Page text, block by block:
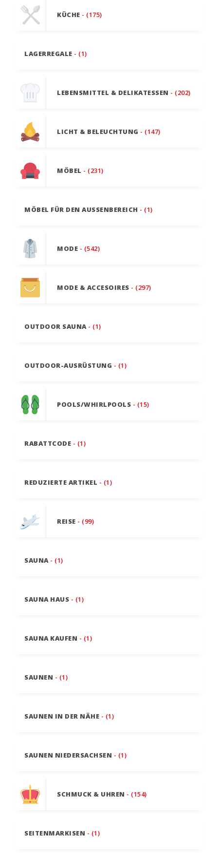
KÜCHE - (175)
LAGERREGALE - (1)
LEBENSMITTEL & DELIKATESSEN - (202)
LICHT & BELEUCHTUNG - (147)
MÖBEL - (231)
MÖBEL FÜR DEN AUSSENBEREICH - (1)
MODE - (542)
MODE & ACCESOIRES - (297)
OUTDOOR SAUNA - (1)
OUTDOOR-AUSRÜSTUNG - (1)
POOLS/WHIRLPOOLS - (15)
RABATTCODE - (1)
REDUZIERTE ARTIKEL - (1)
REISE - (99)
SAUNA - (1)
SAUNA HAUS - (1)
SAUNA KAUFEN - (1)
SAUNEN - (1)
SAUNEN IN DER NÄHE - (1)
SAUNEN NIEDERSACHSEN - (1)
SCHMUCK & UHREN - (154)
SEITENMARKISEN - (1)